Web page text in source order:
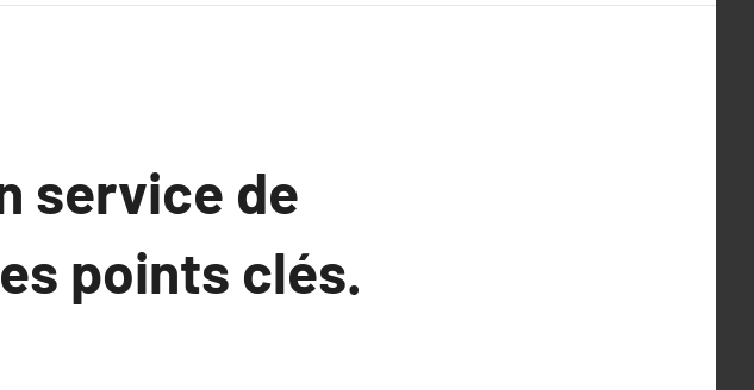
service de
points clés.